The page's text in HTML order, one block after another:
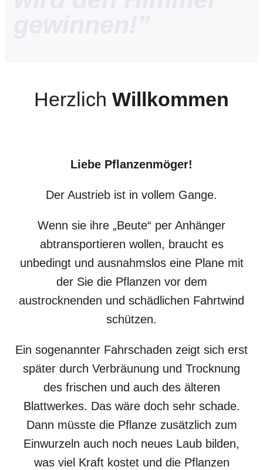
Herzlich Willkommen
Liebe Pflanzenmöger!
Der Austrieb ist in vollem Gange.
Wenn sie ihre „Beute“ per Anhänger
abtransportieren wollen, braucht es
unbedingt und ausnahmslos eine Plane mit
der Sie die Pflanzen vor dem
austrocknenden und schädlichen Fahrtwind
schützen.
Ein sogenannter Fahrschaden zeigt sich erst
später durch Verbräunung und Trocknung
des frischen und auch des älteren
Blattwerkes. Das wäre doch sehr schade.
Dann müsste die Pflanze zusätzlich zum
Einwurzeln auch noch neues Laub bilden,
was viel Kraft kostet und die Pflanzen